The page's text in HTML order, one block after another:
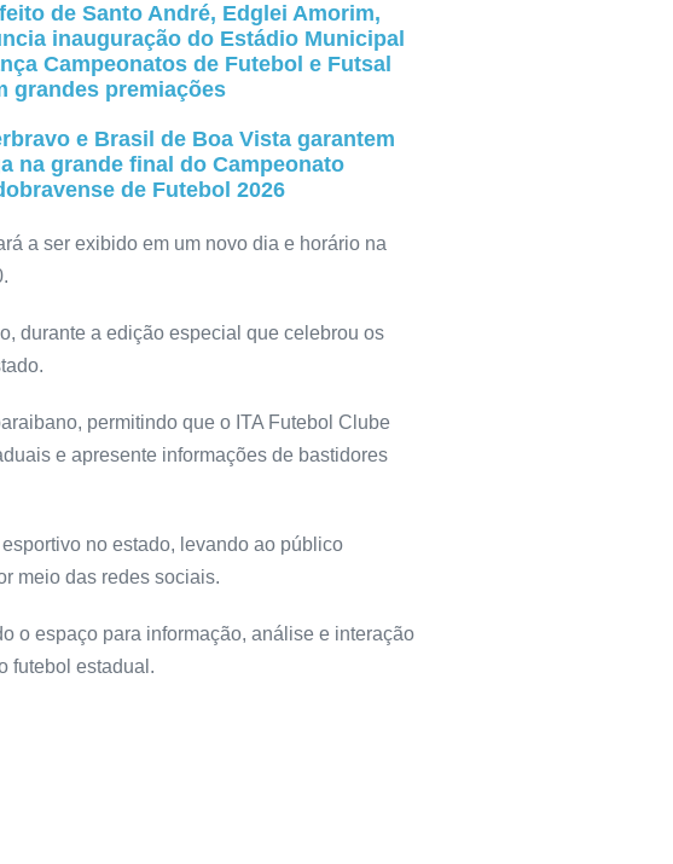
de Santo André, Edglei Amorim,
inauguração do Estádio Municipal
Campeonatos de Futebol e Futsal
grandes premiações
e Brasil de Boa Vista garantem
na grande final do Campeonato
de Futebol 2026
a ser exibido em um novo dia e horário na
durante a edição especial que celebrou os
permitindo que o ITA Futebol Clube
e apresente informações de bastidores
no estado, levando ao público
meio das redes sociais.
o espaço para informação, análise e interação
futebol estadual.